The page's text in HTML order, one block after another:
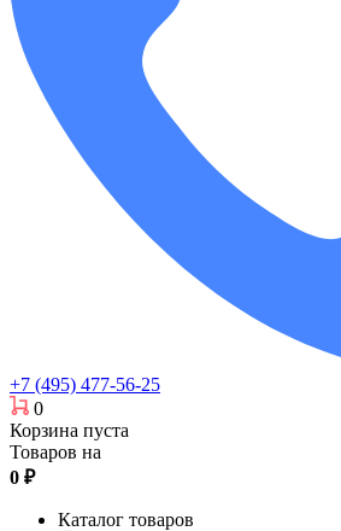
+7 (495) 477-56-25
0
Корзина пуста
Товаров на
0 ₽
Каталог товаров